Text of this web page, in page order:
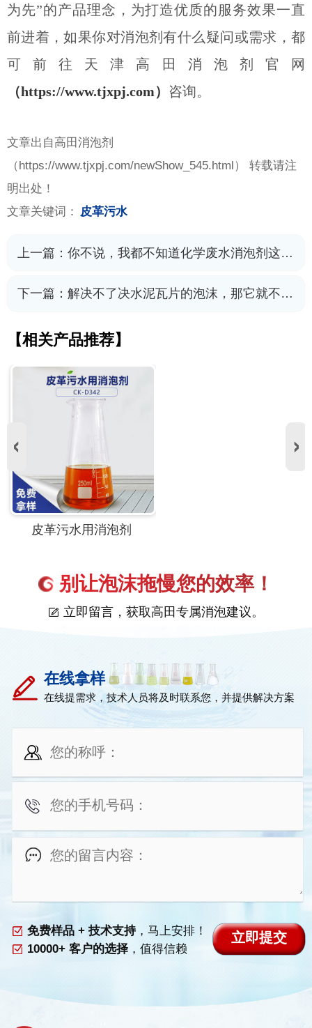
为先”的产品理念，为打造优质的服务效果一直
前进着，如果你对消泡剂有什么疑问或需求，都
可前往天津高田消泡剂官网
（https://www.tjxpj.com） 咨询。
文章出自高田消泡剂
（https://www.tjxpj.com/newShow_545.html） 转载请注
明出处！
文章关键词：
皮革污水
上一篇：你不说，我都不知道化学废水消泡剂这么厉害
下一篇：解决不了决水泥瓦片的泡沫，那它就不是瓦片消泡剂
【相关产品推荐】
皮革污水用消泡剂
别让泡沫拖慢您的效率！
立即留言，获取高田专属消泡建议。
在线拿样
在线提需求，技术人员将及时联系您，并提供解决方案
免费样品 + 技术支持，马上安排！
10000+ 客户的选择，值得信赖